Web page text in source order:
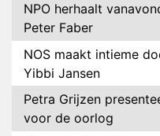
NPO herhaalt
Peter Faber
NOS maakt intieme
Yibbi Jansen
Petra Grijzen
voor de oorlog